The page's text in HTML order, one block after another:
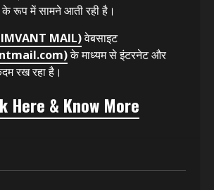
रूप में सामने आती रही है।
MAIL)वेबसाइट
के माध्यम से इंटरनेट और
रख रहा है।
Here & Know More